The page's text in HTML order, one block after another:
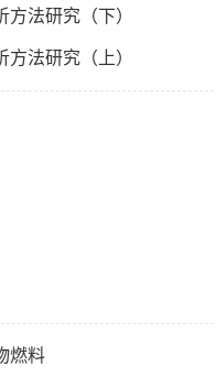
法研究（下）
法研究（上）
燃料